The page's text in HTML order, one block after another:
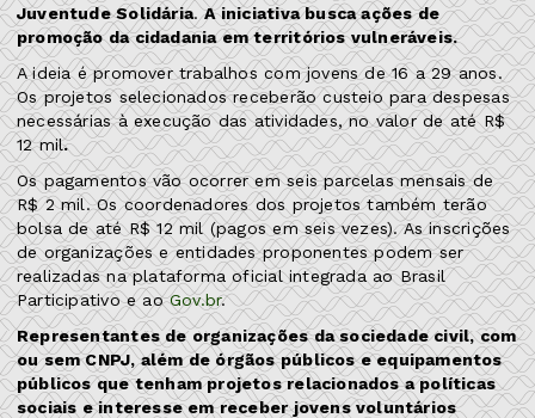
Juventude Solidária.A iniciativa busca ações de
promoção da cidadania em territórios vulneráveis.
A ideia é promover trabalhos com jovens de 16 a 29 anos.
Os projetos selecionados receberão custeio para despesas
necessárias à execução das atividades, no valor de até R$
12 mil.
Os pagamentos vão ocorrer em seis parcelas mensais de
R$ 2 mil. Os coordenadores dos projetos também terão
bolsa de até R$ 12 mil (pagos em seis vezes). As inscrições
de organizações e entidades proponentes podem ser
realizadas na plataforma oficial integrada ao Brasil
Participativo e aoGov.br.
Representantes de organizações da sociedade civil, com
ou sem CNPJ, além de órgãos públicos e equipamentos
públicos que tenham projetos relacionados a políticas
sociais e interesse em receber jovens voluntários